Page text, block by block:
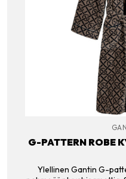
G-PATTERN ROBE
Ylellinen Gantin G-